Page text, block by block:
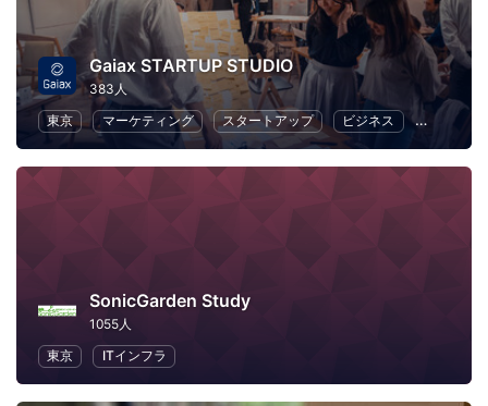
Gaiax STARTUP STUDIO
383人
東京
マーケティング スタートアップ ビジネス 起業
SonicGarden Study
1055人
東京
ITインフラ